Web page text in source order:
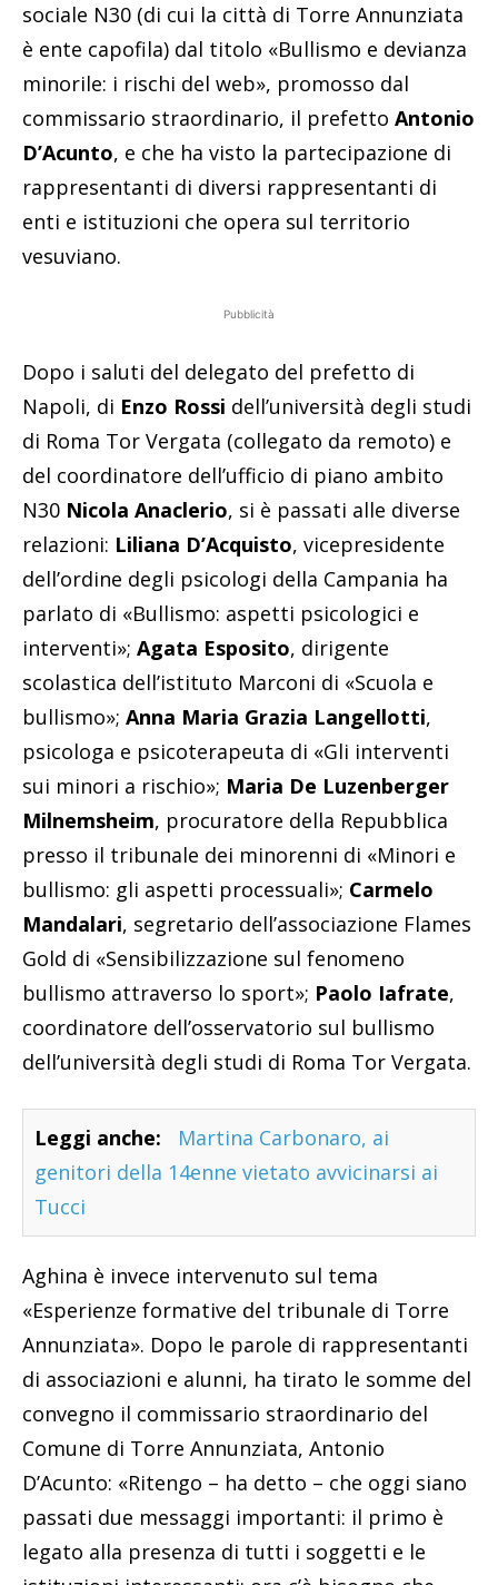
sociale N30 (di cui la città di Torre Annunziata
è ente capofila) dal titolo «Bullismo e devianza
minorile: i rischi del web», promosso dal
commissario straordinario, il prefetto Antonio
D’Acunto, e che ha visto la partecipazione di
rappresentanti di diversi rappresentanti di
enti e istituzioni che opera sul territorio
vesuviano.
Pubblicità
Dopo i saluti del delegato del prefetto di
Napoli, di Enzo Rossi dell’università degli studi
di Roma Tor Vergata (collegato da remoto) e
del coordinatore dell’ufficio di piano ambito
N30 Nicola Anaclerio, si è passati alle diverse
relazioni: Liliana D’Acquisto, vicepresidente
dell’ordine degli psicologi della Campania ha
parlato di «Bullismo: aspetti psicologici e
interventi»; Agata Esposito, dirigente
scolastica dell’istituto Marconi di «Scuola e
bullismo»; Anna Maria Grazia Langellotti,
psicologa e psicoterapeuta di «Gli interventi
sui minori a rischio»; Maria De Luzenberger
Milnemsheim, procuratore della Repubblica
presso il tribunale dei minorenni di «Minori e
bullismo: gli aspetti processuali»; Carmelo
Mandalari, segretario dell’associazione Flames
Gold di «Sensibilizzazione sul fenomeno
bullismo attraverso lo sport»; Paolo Iafrate,
coordinatore dell’osservatorio sul bullismo
dell’università degli studi di Roma Tor Vergata.
Leggi anche:
Martina Carbonaro, ai
genitori della 14enne vietato avvicinarsi ai
Tucci
Aghina è invece intervenuto sul tema
«Esperienze formative del tribunale di Torre
Annunziata». Dopo le parole di rappresentanti
di associazioni e alunni, ha tirato le somme del
convegno il commissario straordinario del
Comune di Torre Annunziata, Antonio
D’Acunto: «Ritengo – ha detto – che oggi siano
passati due messaggi importanti: il primo è
legato alla presenza di tutti i soggetti e le